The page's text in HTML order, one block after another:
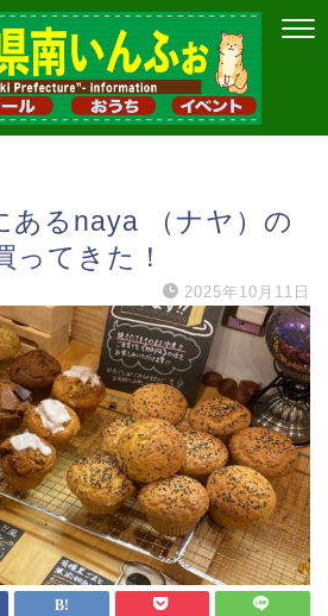
あるnaya （ナヤ）の
ってきた！
2025年10月11日